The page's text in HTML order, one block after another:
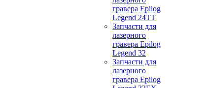
гравера Epilog
Legend 24TT
Запчасти для
лазерного
гравера Epilog
Legend 32
Запчасти для
лазерного
гравера Epilog